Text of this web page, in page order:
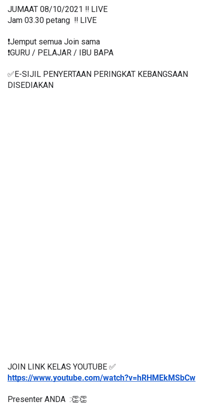
JUMAAT 08/10/2021 ‼️ LIVE
Jam 03.30 petang  ‼️ LIVE
❗️Jemput semua Join sama
❗️GURU / PELAJAR / IBU BAPA
✅E-SIJIL PENYERTAAN PERINGKAT KEBANGSAAN
DISEDIAKAN
JOIN LINK KELAS YOUTUBE ✅
https://www.youtube.com/watch?v=hRHMEkMSbCw
Presenter ANDA  :👏👏